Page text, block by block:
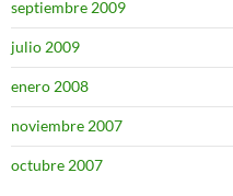
septiembre 2009
julio 2009
enero 2008
noviembre 2007
octubre 2007